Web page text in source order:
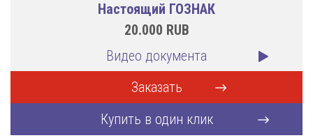
Настоящий ГОЗНАК
20.000 RUB
Видео документа
Заказать
Купить в один клик